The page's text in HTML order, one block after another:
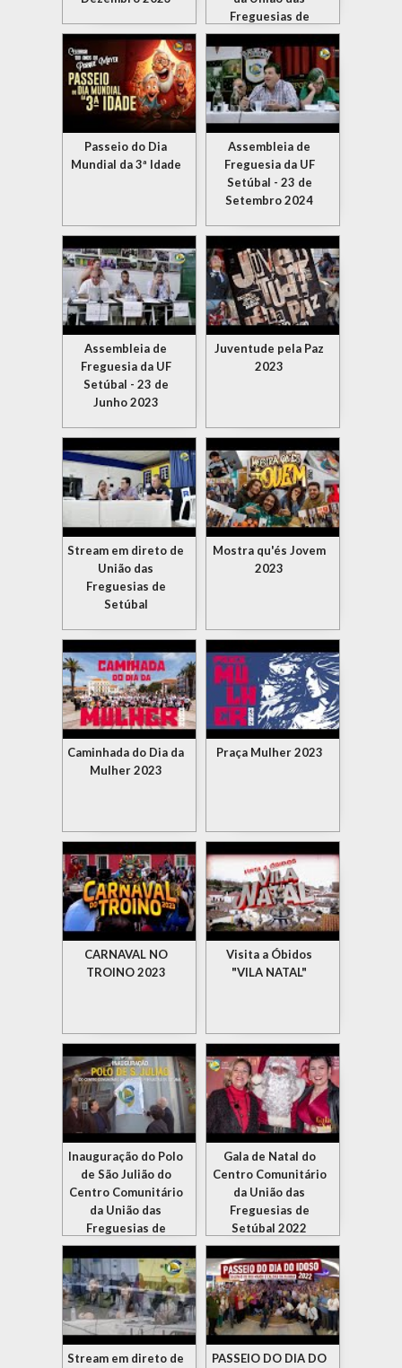
Freguesias de
Setúbal
Passeio do Dia
Mundial da 3ª Idade
Assembleia de
Freguesia da UF
Setúbal - 23 de
Setembro 2024
Assembleia de
Freguesia da UF
Setúbal - 23 de
Junho 2023
Juventude pela Paz
2023
Stream em direto de
União das
Freguesias de
Setúbal
Mostra qu'és Jovem
2023
Caminhada do Dia da
Mulher 2023
Praça Mulher 2023
CARNAVAL NO
TROINO 2023
Visita a Óbidos
"VILA NATAL"
Inauguração do Polo
de São Julião do
Centro Comunitário
da União das
Freguesias de
Setúbal
Gala de Natal do
Centro Comunitário
da União das
Freguesias de
Setúbal 2022
Stream em direto de
PASSEIO DO DIA DO